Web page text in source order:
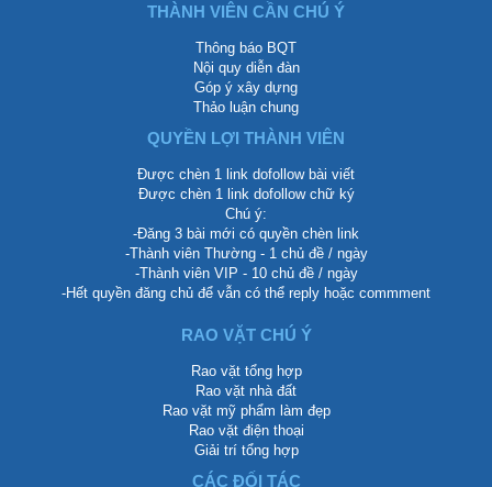
THÀNH VIÊN CẦN CHÚ Ý
Thông báo BQT
Nội quy diễn đàn
Góp ý xây dựng
Thảo luận chung
QUYỀN LỢI THÀNH VIÊN
Được chèn 1 link dofollow bài viết
Được chèn 1 link dofollow chữ ký
Chú ý:
-Đăng 3 bài mới có quyền chèn link
-Thành viên Thường - 1 chủ đề / ngày
-Thành viên VIP - 10 chủ đề / ngày
-Hết quyền đăng chủ để vẫn có thể reply hoặc commment
RAO VẶT CHÚ Ý
Rao vặt tổng hợp
Rao vặt nhà đất
Rao vặt mỹ phẩm làm đẹp
Rao vặt điện thoại
Giải trí tổng hợp
CÁC ĐỐI TÁC